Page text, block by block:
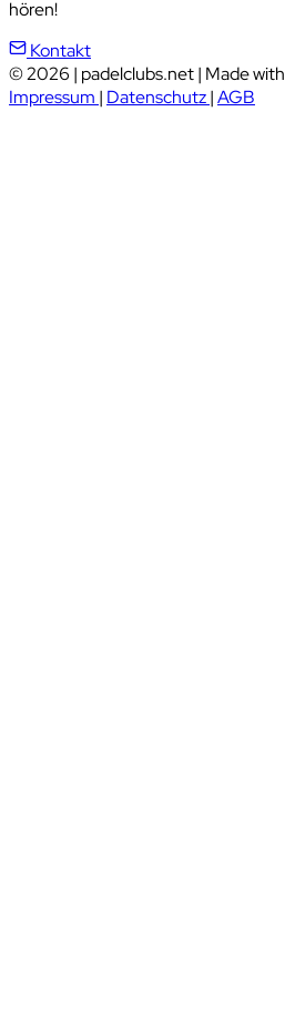
hören!
Kontakt
© 2026 | padelclubs.net| Made with
Impressum | Datenschutz|AGB